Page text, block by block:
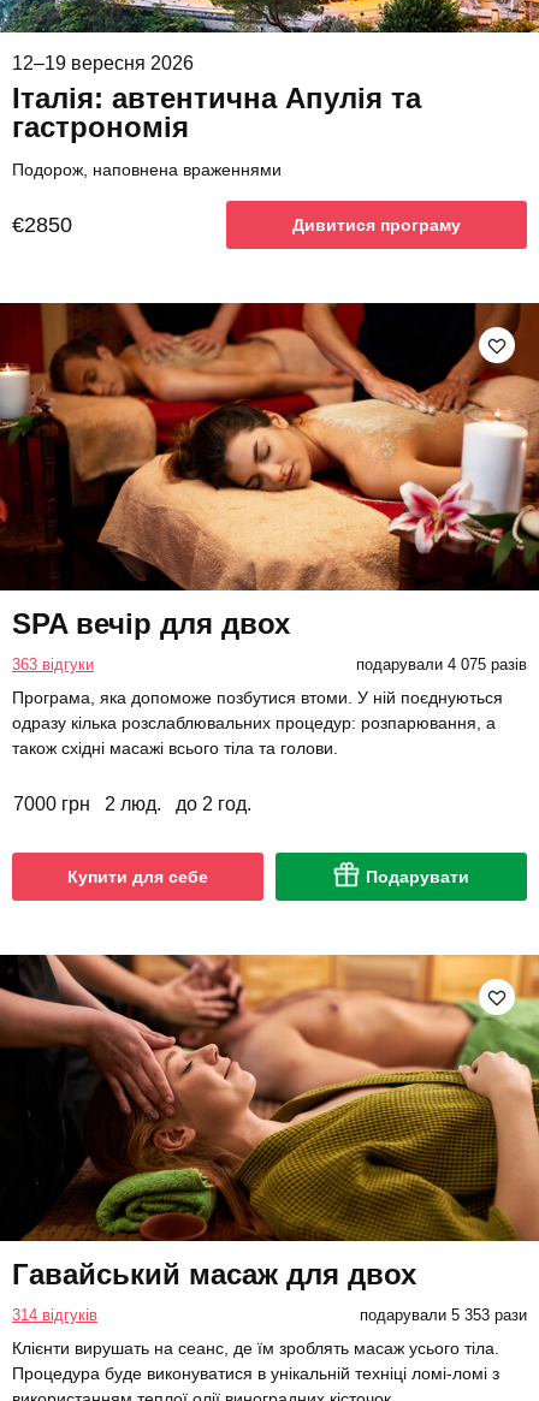
12–19 вересня 2026
Італія: автентична Апулія та
гастрономія
Подорож, наповнена враженнями
€2850 Дивитися програму
SPA вечір для двох
363 відгуки подарували 4 075 разів
Програма, яка допоможе позбутися втоми. У ній поєднуються
одразу кілька розслаблювальних процедур: розпарювання, а
також східні масажі всього тіла та голови.
7000 грн 2 люд. до 2 год.
Купити для себе Подарувати
Гавайський масаж для двох
314 відгуків подарували 5 353 рази
Клієнти вирушать на сеанс, де їм зроблять масаж усього тіла.
Процедура буде виконуватися в унікальній техніці ломі-ломі з